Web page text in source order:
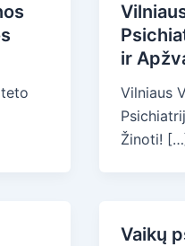
ir
Vilniaus
Žinoti!
Vaikų